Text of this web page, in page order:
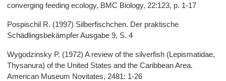
converging feeding ecology, BMC Biology, 22:123, p. 1-17
Pospischil R. (1997) Silberfischchen. Der praktische
Schädlingsbekämpfer Ausgabe 9, S. 4
Wygodzinsky P. (1972) A review of the silverfish (Lepismatidae,
Thysanura) of the United States and the Caribbean Area.
American Museum Novitates, 2481: 1-26